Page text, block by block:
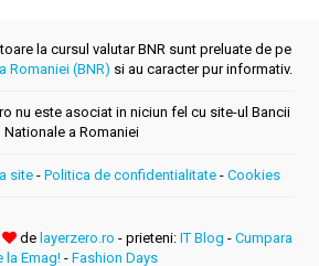
la cursul valutar BNR sunt preluate de pe
Romaniei (BNR) si au caracter pur informativ.
nu este asociat in niciun fel cu site-ul Bancii
Nationale a Romaniei
site - Politica de confidentialitate - Cookies
de layerzero.ro - prieteni: IT Blog - Cumpara
la Emag!- Fashion Days